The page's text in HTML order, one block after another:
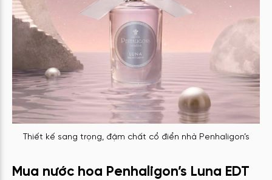
Thiết kế sang trọng, đậm chất cổ điển nhà Penhaligon’s
Mua nước hoa Penhaligon’s Luna EDT